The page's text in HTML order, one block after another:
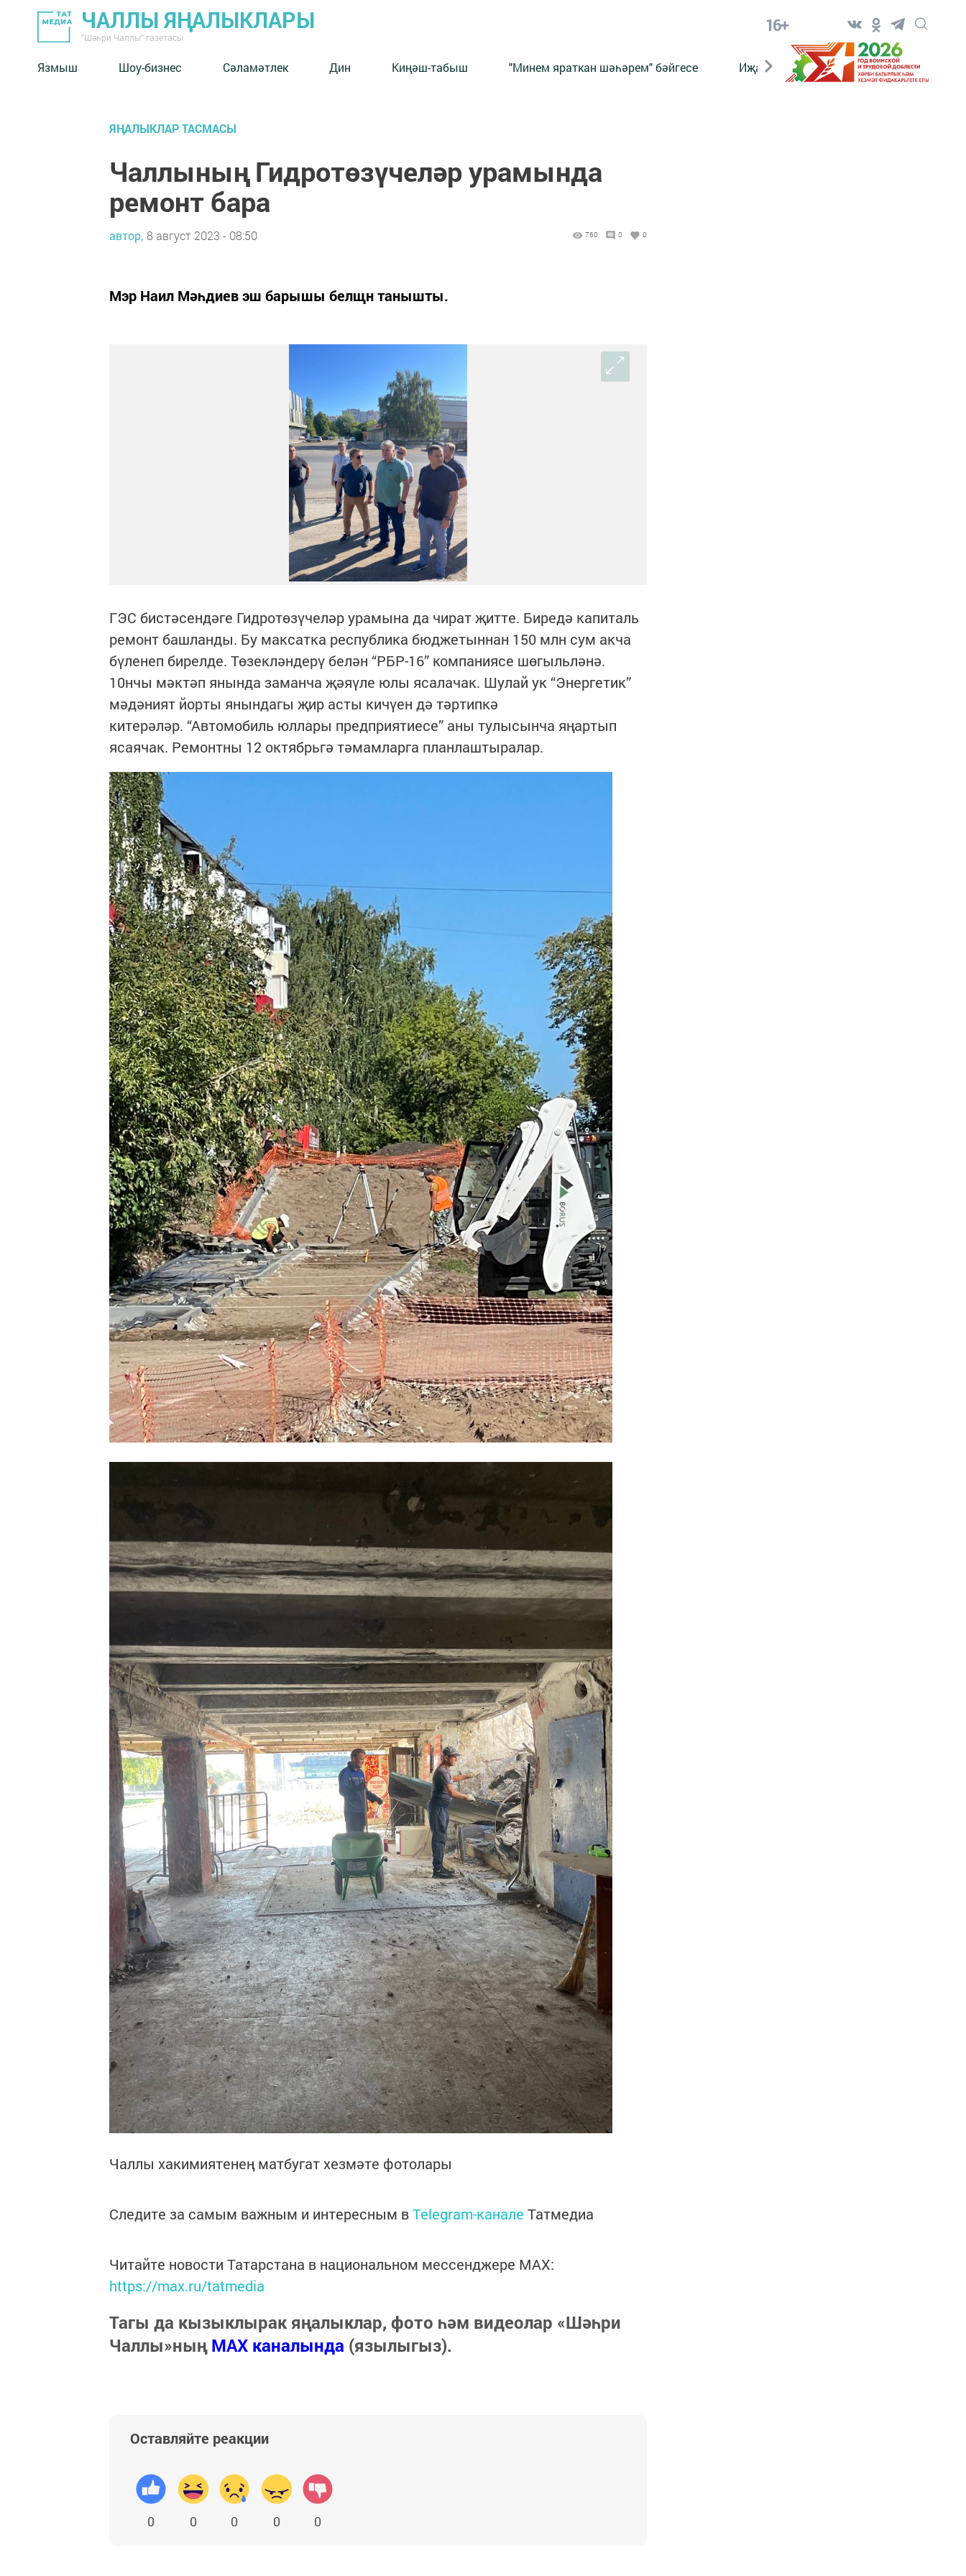
ЧАЛЛЫ ЯҢАЛЫКЛАРЫ
"Шәһри Чаллы" газетасы
16+
Язмыш Шоу-бизнес Сәламәтлек Дин Киңәш-табыш "Минем яраткан шәһәрем" бәйгесе Иҗат Реклама Онлайн
ЯҢАЛЫКЛАР ТАСМАСЫ
Чаллының Гидротөзүчеләр урамында
ремонт бара
автор, 8 август 2023 - 08:50 760 0 0
Мэр Наил Мәһдиев эш барышы белщн танышты.
ГЭС бистәсендәге Гидротөзүчеләр урамына да чират җитте. Биредә капиталь
ремонт башланды. Бу максатка республика бюджетыннан 150 млн сум акча
бүленеп бирелде. Төзекләндерү белән “РБР-16” компаниясе шөгыльләнә.
10нчы мәктәп янында заманча җәяүле юлы ясалачак. Шулай ук “Энергетик”
мәдәният йорты янындагы җир асты кичүен дә тәртипкә
китерәләр. “Автомобиль юллары предприятиесе” аны тулысынча яңартып
ясаячак. Ремонтны 12 октябрьгә тәмамларга планлаштыралар.
Чаллы хакимиятенең матбугат хезмәте фотолары
Следите за самым важным и интересным вTelegram-канале Татмедиа
Читайте новости Татарстана в национальном мессенджере MАХ:
https://max.ru/tatmedia
Тагы да кызыклырак яңалыклар, фото һәм видеолар «Шәһри
Чаллы»ныңMAX каналында (язылыгыз).
Оставляйте реакции
0 0 0 0 0